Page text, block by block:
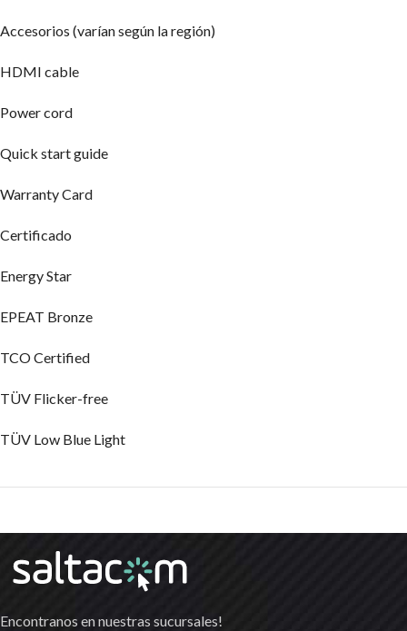
Accesorios (varían según la región)
HDMI cable
Power cord
Quick start guide
Warranty Card
Certificado
Energy Star
EPEAT Bronze
TCO Certified
TÜV Flicker-free
TÜV Low Blue Light
Encontranos en nuestras sucursales!